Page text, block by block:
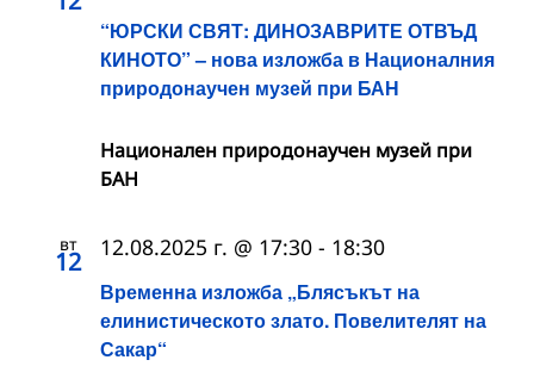
“ЮРСКИ СВЯТ: ДИНОЗАВРИТЕ ОТВЪД
КИНОТО” – нова изложба в Националния
природонаучен музей при БАН
Национален природонаучен музей при
БАН
вт
12
Временна изложба „Блясъкът на
елинистическото злато. Повелителят на
Сакар“
12.08.2025 г. @ 17:30 - 18:30